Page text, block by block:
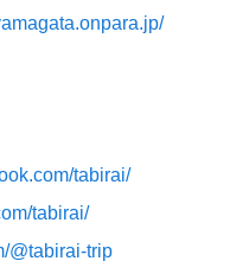
tabirai/
tabirai/
@tabirai-trip